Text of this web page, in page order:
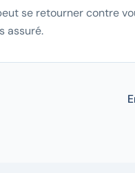
se retourner contre
assuré.